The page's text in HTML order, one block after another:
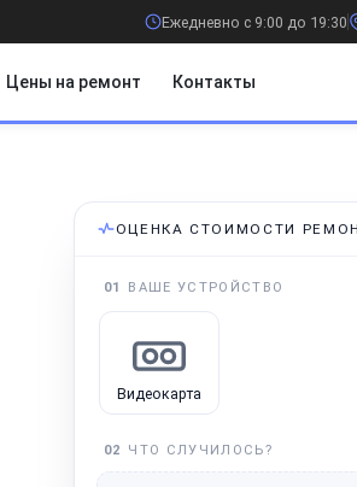
Ежедневно с 9:00 до 19:30
Цены на ремонт Контакты
ОЦЕНКА СТОИМОСТИ
01 ВАШЕ УСТРОЙСТВО
Видеокарта
02 ЧТО СЛУЧИЛОСЬ?